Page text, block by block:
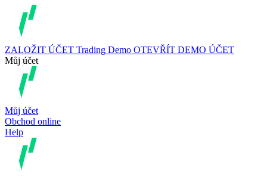
ZALOŽIT ÚČET Trading Demo OTEVŘÍT DEMO ÚČET
Můj účet
Můj účet
Obchod online
Help